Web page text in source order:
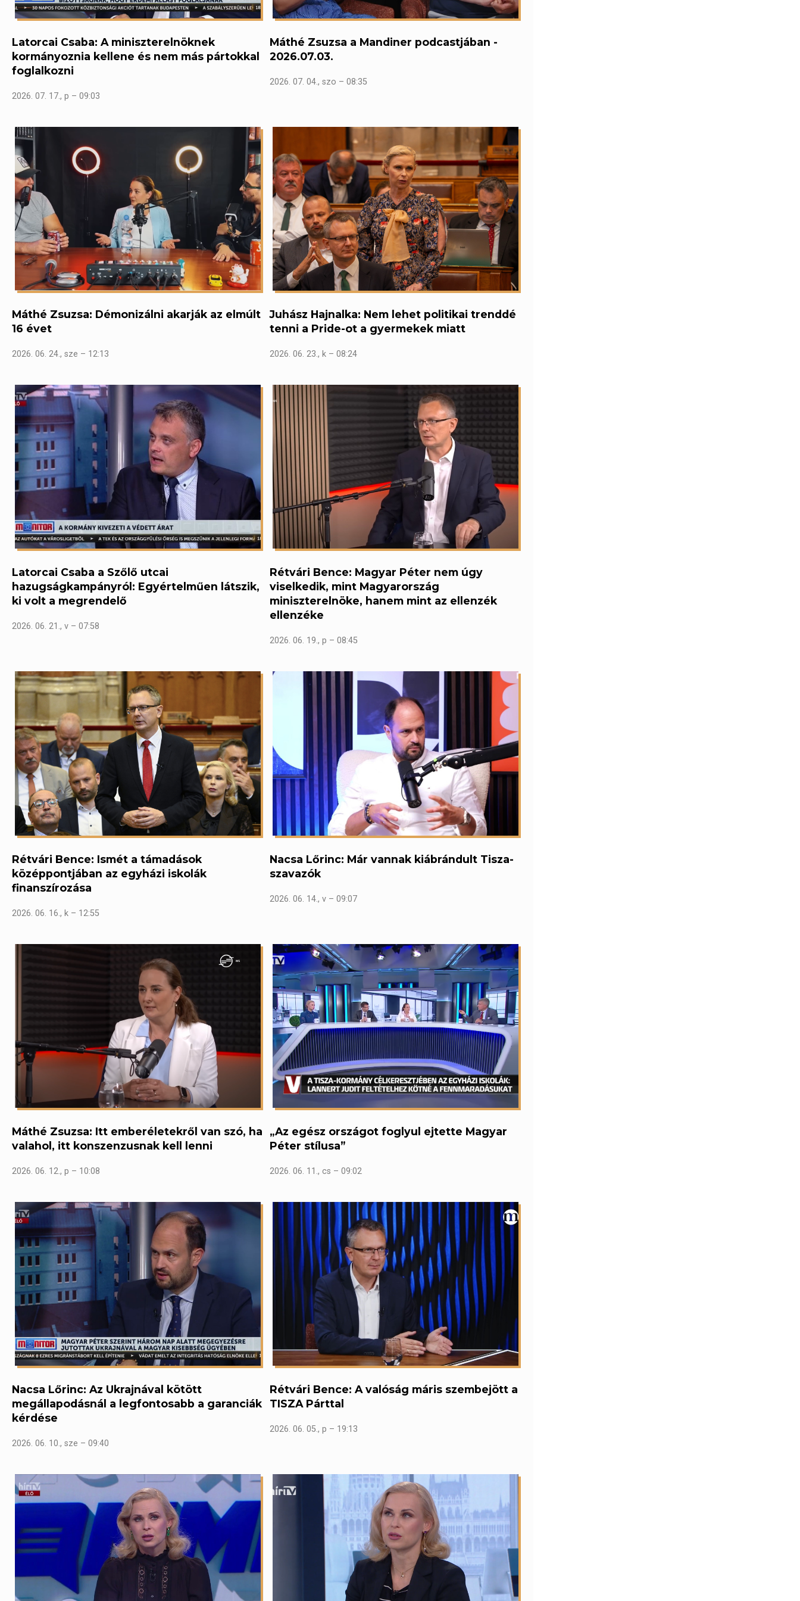
Latorcai Csaba: A miniszterelnöknek
kormányoznia kellene és nem más pártokkal
foglalkozni
2026. 07. 17., p – 09:03
Máthé Zsuzsa a Mandiner podcastjában -
2026.07.03.
2026. 07. 04., szo – 08:35
Máthé Zsuzsa: Démonizálni akarják az elmúlt
16 évet
2026. 06. 24., sze – 12:13
Juhász Hajnalka: Nem lehet politikai trenddé
tenni a Pride-ot a gyermekek miatt
2026. 06. 23., k – 08:24
Latorcai Csaba a Szőlő utcai
hazugságkampányról: Egyértelműen látszik,
ki volt a megrendelő
2026. 06. 21., v – 07:58
Rétvári Bence: Magyar Péter nem úgy
viselkedik, mint Magyarország
miniszterelnöke, hanem mint az ellenzék
ellenzéke
2026. 06. 19., p – 08:45
Rétvári Bence: Ismét a támadások
középpontjában az egyházi iskolák
finanszírozása
2026. 06. 16., k – 12:55
Nacsa Lőrinc: Már vannak kiábrándult Tisza-
szavazók
2026. 06. 14., v – 09:07
Máthé Zsuzsa: Itt emberéletekről van szó, ha
valahol, itt konszenzusnak kell lenni
2026. 06. 12., p – 10:08
„Az egész országot foglyul ejtette Magyar
Péter stílusa”
2026. 06. 11., cs – 09:02
Nacsa Lőrinc: Az Ukrajnával kötött
megállapodásnál a legfontosabb a garanciák
kérdése
2026. 06. 10., sze – 09:40
Rétvári Bence: A valóság máris szembejött a
TISZA Párttal
2026. 06. 05., p – 19:13